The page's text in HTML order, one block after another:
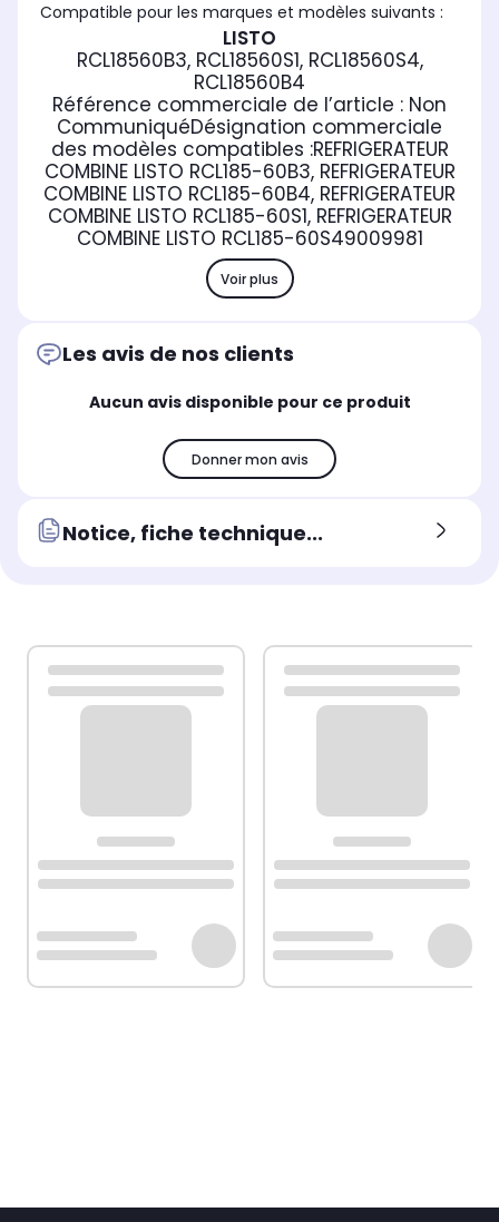
Compatible pour les marques et modèles suivants :
LISTO
RCL18560B3, RCL18560S1, RCL18560S4,
RCL18560B4
Référence commerciale de l’article : Non
CommuniquéDésignation commerciale
des modèles compatibles :REFRIGERATEUR
COMBINE LISTO RCL185-60B3, REFRIGERATEUR
COMBINE LISTO RCL185-60B4, REFRIGERATEUR
COMBINE LISTO RCL185-60S1, REFRIGERATEUR
COMBINE LISTO RCL185-60S49009981
Voir plus
Les avis de nos clients
Aucun avis disponible pour ce produit
Donner mon avis
Notice, fiche technique...